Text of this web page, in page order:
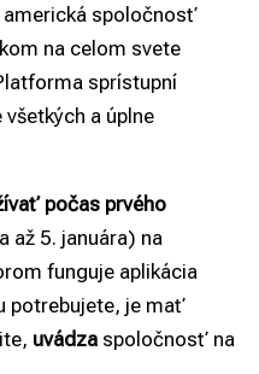
americká spoločnosť
na celom svete
sprístupní
a úplne
počas prvého
až 5. januára) na
funguje aplikácia
potrebujete, je mať
uvádza spoločnosť na